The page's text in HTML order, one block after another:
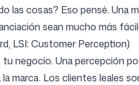
cosas? Eso pensé. Una
sean mucho más
LSI: Customer Perception)
negocio. Una percepción
Los clientes leales